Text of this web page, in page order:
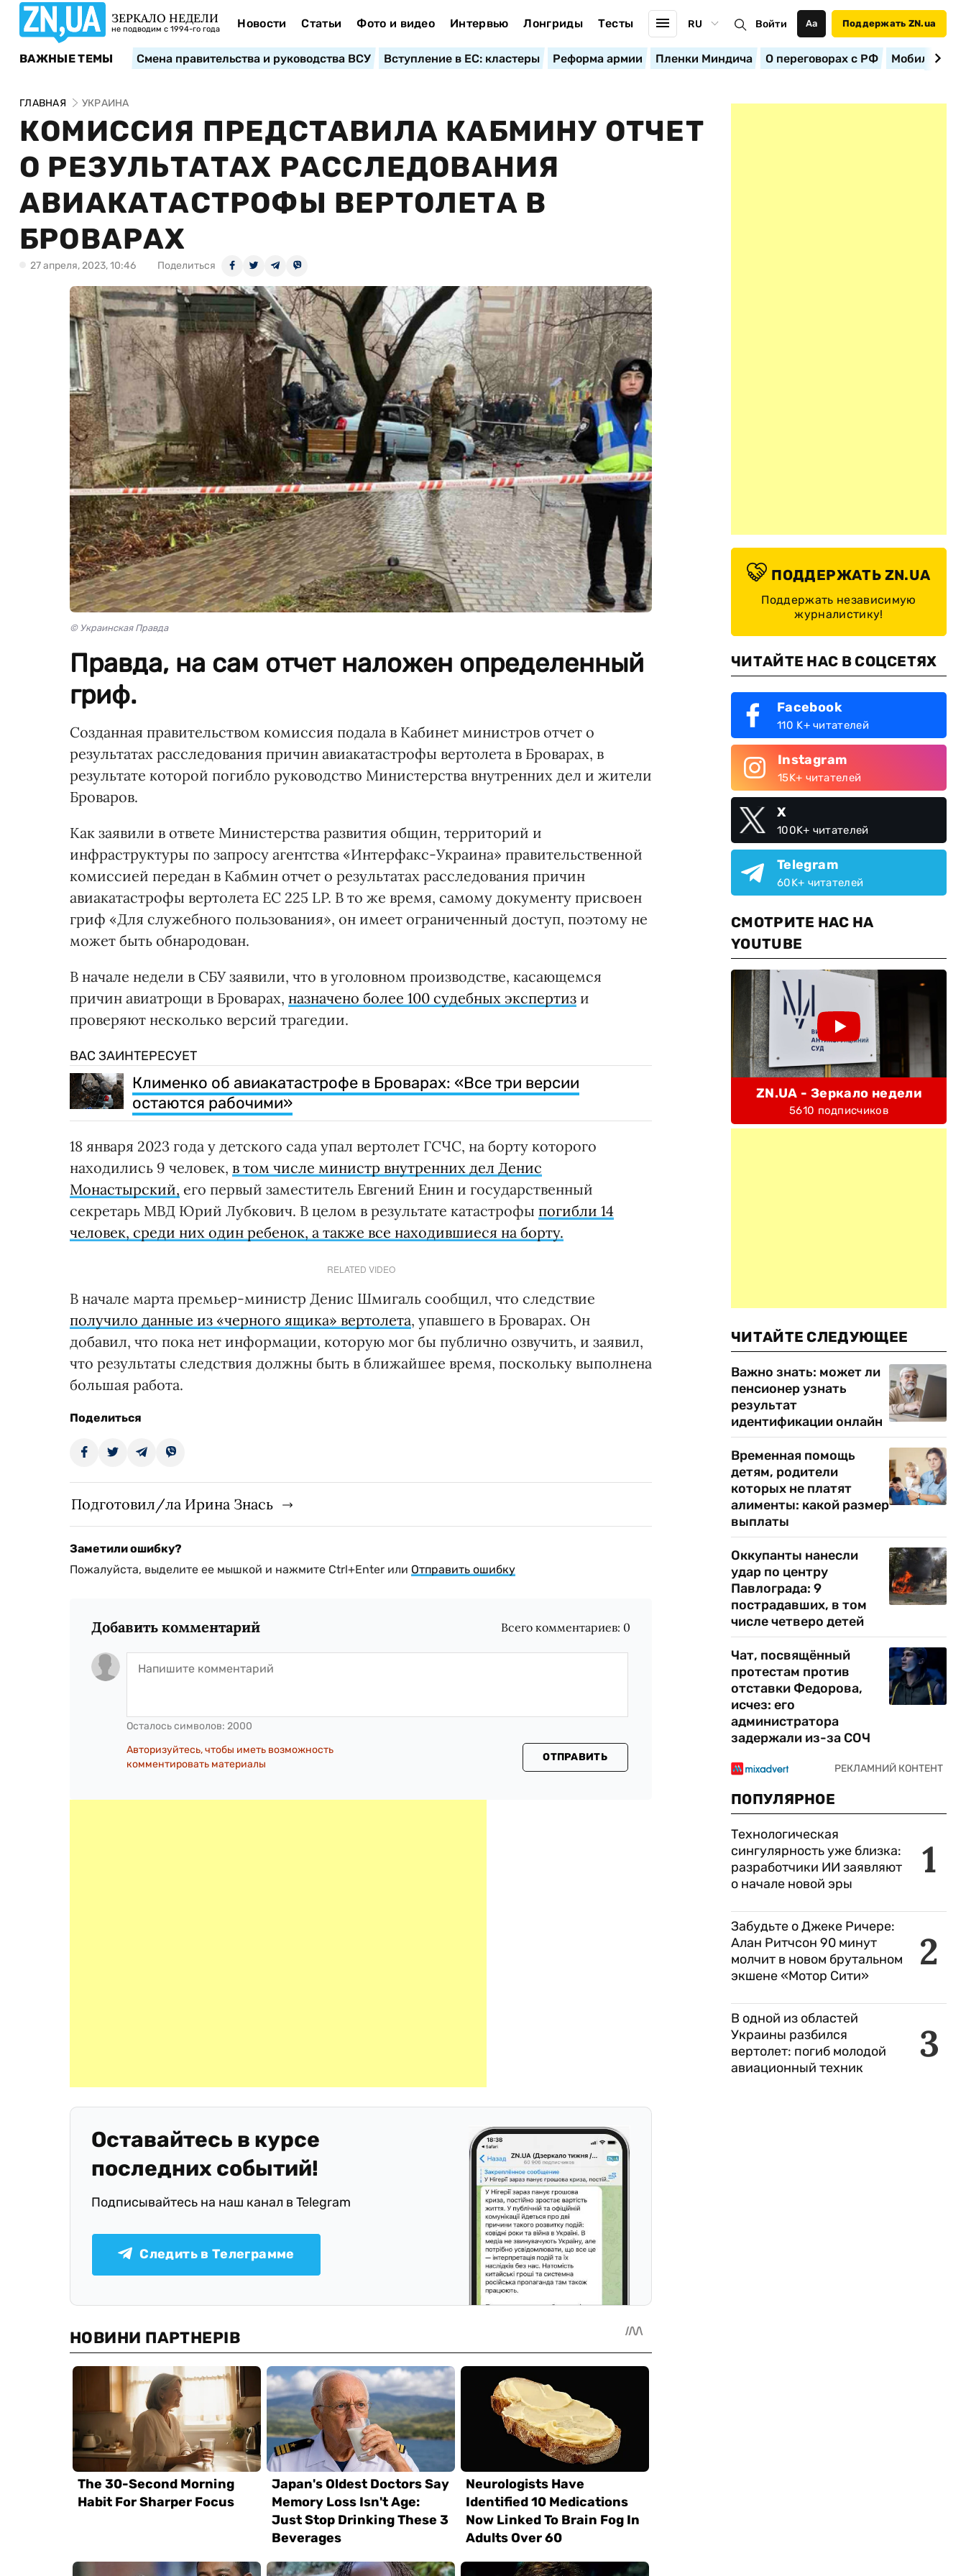
ЗЕРКАЛО НЕДЕЛИ
не подводим с 1994-го года Новости Статьи Фото и видео Интервью Лонгриды Тесты RU Войти Аа Поддержать ZN.ua
ВАЖНЫЕ ТЕМЫ Смена правительства и руководства ВСУ Вступление в ЕС: кластеры Реформа армии Пленки Миндича О переговорах с РФ
ГЛАВНАЯ УКРАИНА
КОМИССИЯ ПРЕДСТАВИЛА КАБМИНУ ОТЧЕТ
О РЕЗУЛЬТАТАХ РАССЛЕДОВАНИЯ
АВИАКАТАСТРОФЫ ВЕРТОЛЕТА В
БРОВАРАХ
27 апреля, 2023, 10:46 Поделиться
© Украинская Правда
Правда, на сам отчет наложен определенный
гриф.
Созданная правительством комиссия подала в Кабинет министров отчет о
результатах расследования причин авиакатастрофы вертолета в Броварах, в
результате которой погибло руководство Министерства внутренних дел и жители
Броваров.
Как заявили в ответе Министерства развития общин, территорий и
инфраструктуры по запросу агентства «Интерфакс-Украина» правительственной
комиссией передан в Кабмин отчет о результатах расследования причин
авиакатастрофы вертолета EC 225 LP. В то же время, самому документу присвоен
гриф «Для служебного пользования», он имеет ограниченный доступ, поэтому не
может быть обнародован.
В начале недели в СБУ заявили, что в уголовном производстве, касающемся
причин авиатрощи в Броварах, назначено более 100 судебных экспертиз и
проверяют несколько версий трагедии.
ВАС ЗАИНТЕРЕСУЕТ
Клименко об авиакатастрофе в Броварах: «Все три версии
остаются рабочими»
18 января 2023 года у детского сада упал вертолет ГСЧС, на борту которого
находились 9 человек, в том числе министр внутренних дел Денис
Монастырский, его первый заместитель Евгений Енин и государственный
секретарь МВД Юрий Лубкович. В целом в результате катастрофы погибли 14
человек, среди них один ребенок, а также все находившиеся на борту.
RELATED VIDEO
В начале марта премьер-министр Денис Шмигаль сообщил, что следствие
получило данные из «черного ящика» вертолета, упавшего в Броварах. Он
добавил, что пока нет информации, которую мог бы публично озвучить, и заявил,
что результаты следствия должны быть в ближайшее время, поскольку выполнена
большая работа.
Поделиться
Подготовил/ла Ирина Знась
Заметили ошибку?
Пожалуйста, выделите ее мышкой и нажмите Ctrl+Enter или Отправить ошибку
Добавить комментарий Всего комментариев: 0
Осталось символов: 2000
Авторизуйтесь, чтобы иметь возможность
комментировать материалы
ОТПРАВИТЬ
Оставайтесь в курсе
последних событий!
Подписывайтесь на наш канал в Telegram
Следить в Телеграмме
ПОДДЕРЖАТЬ ZN.UA
Поддержать независимую
журналистику!
ЧИТАЙТЕ НАС В СОЦСЕТЯХ
Facebook
110 K+ читателей
Instagram
15K+ читателей
X
100K+ читателей
Telegram
60K+ читателей
СМОТРИТЕ НАС НА
YOUTUBE
ZN.UA - Зеркало недели
5610 подписчиков
ЧИТАЙТЕ СЛЕДУЮЩЕЕ
Важно знать: может ли
пенсионер узнать
результат
идентификации онлайн
Временная помощь
детям, родители
которых не платят
алименты: какой размер
выплаты
Оккупанты нанесли
удар по центру
Павлограда: 9
пострадавших, в том
числе четверо детей
Чат, посвящённый
протестам против
отставки Федорова,
исчез: его
администратора
задержали из-за СОЧ
ПОПУЛЯРНОЕ
1
Технологическая
сингулярность уже близка:
разработчики ИИ заявляют
о начале новой эры
2
Забудьте о Джеке Ричере:
Алан Ритчсон 90 минут
молчит в новом брутальном
экшене «Мотор Сити»
3
В одной из областей
Украины разбился
вертолет: погиб молодой
авиационный техник